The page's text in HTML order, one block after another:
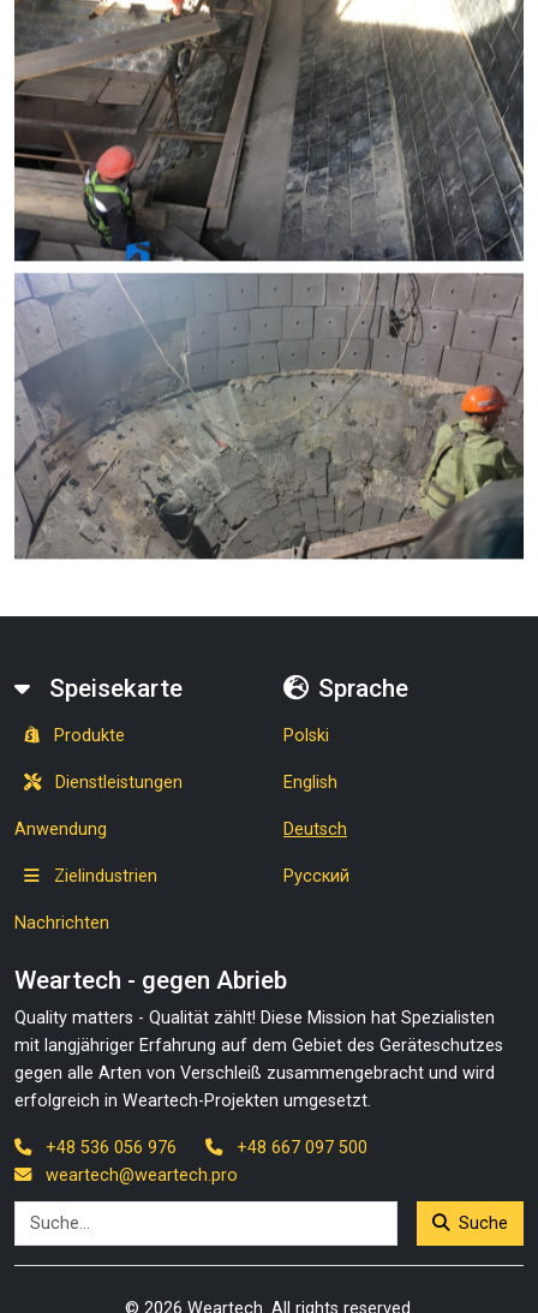
Speisekarte
Produkte
Dienstleistungen
Anwendung
Zielindustrien
Nachrichten
Sprache
Polski
English
Deutsch
Русский
Weartech - gegen Abrieb
Quality matters - Qualität zählt! Diese Mission hat Spezialisten
mit langjähriger Erfahrung auf dem Gebiet des Geräteschutzes
gegen alle Arten von Verschleiß zusammengebracht und wird
erfolgreich in Weartech-Projekten umgesetzt.
+48 536 056 976
+48 667 097 500
weartech@weartech.pro
Suche